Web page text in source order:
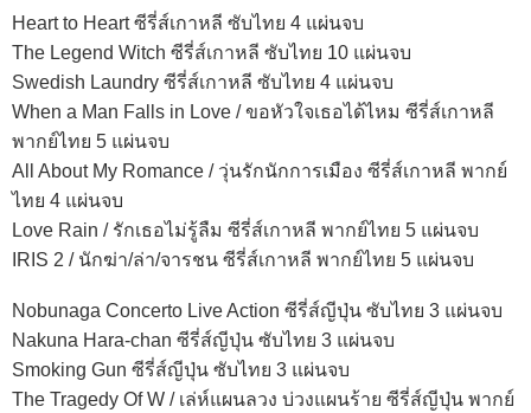
Heart to Heart ซีรี่ส์เกาหลี ซับไทย 4 แผ่นจบ
The Legend Witch ซีรี่ส์เกาหลี ซับไทย 10 แผ่นจบ
Swedish Laundry ซีรี่ส์เกาหลี ซับไทย 4 แผ่นจบ
When a Man Falls in Love / ขอหัวใจเธอได้ไหม ซีรี่ส์เกาหลี
พากย์ไทย 5 แผ่นจบ
All About My Romance / วุ่นรักนักการเมือง ซีรี่ส์เกาหลี พากย์
ไทย 4 แผ่นจบ
Love Rain / รักเธอไม่รู้ลืม ซีรี่ส์เกาหลี พากย์ไทย 5 แผ่นจบ
IRIS 2 / นักฆ่า/ล่า/จารชน ซีรี่ส์เกาหลี พากย์ไทย 5 แผ่นจบ
Nobunaga Concerto Live Action ซีรี่ส์ญีปุ่น ซับไทย 3 แผ่นจบ
Nakuna Hara-chan ซีรี่ส์ญีปุ่น ซับไทย 3 แผ่นจบ
Smoking Gun ซีรี่ส์ญีปุ่น ซับไทย 3 แผ่นจบ
The Tragedy Of W / เล่ห์แผนลวง บ่วงแผนร้าย ซีรี่ส์ญีปุ่น พากย์